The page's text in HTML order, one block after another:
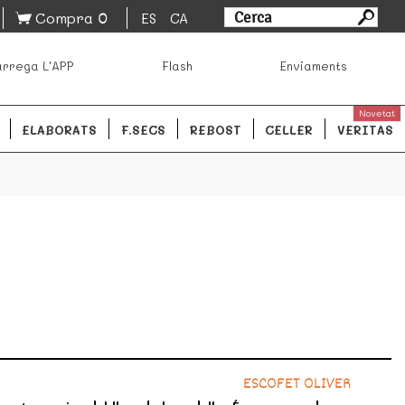
Compra 0 ES CA
L'APP Flash Enviaments
ELABORATS F.SECS REBOST CELLER VERITAS
Novetat
ESCOFET OLIVER